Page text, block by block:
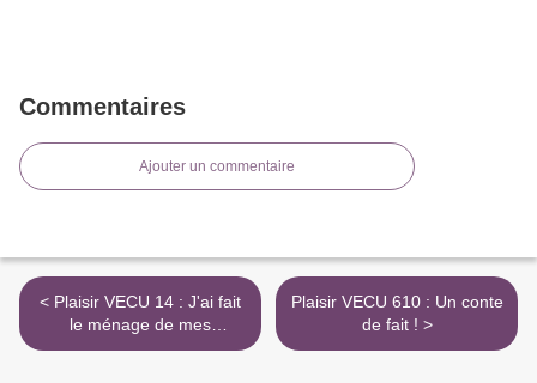
Commentaires
Ajouter un commentaire
< Plaisir VECU 14 : J'ai fait
le ménage de mes
émotions !
Plaisir VECU 610 : Un conte
de fait ! >